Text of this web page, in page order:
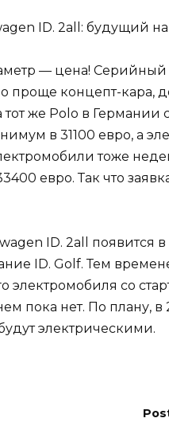
— цена! Серийный
проще концепт-кара,
тот же Polo в Германии
в 31100 евро, а
тоже
евро. Так что
ID. 2all появится
ID. Golf. Тем
электромобиля со
пока нет. По плану,
электрическими.